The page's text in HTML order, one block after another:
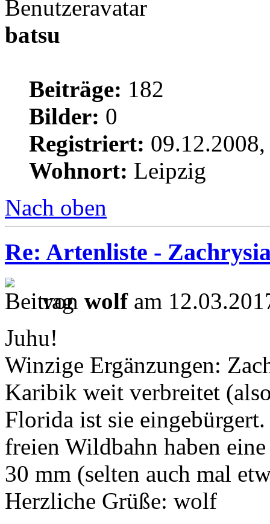
batsu
Beiträge: 182
Bilder: 0
Registriert:
Wohnort: Leipzig
Nach oben
Re: Artenliste -
von wolfam
Juhu!
Winzige Ergänzungen:
Karibik weit verbreitet
Florida ist sie
freien Wildbahn haben
30 mm (selten auch mal
Herzliche Grüße: wolf